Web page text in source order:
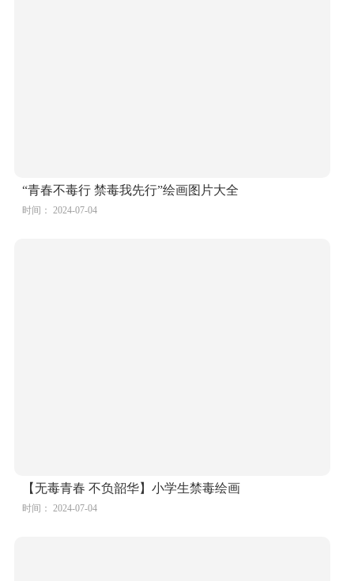
“青春不毒行 禁毒我先行”绘画图片大全
时间： 2024-07-04
【无毒青春 不负韶华】小学生禁毒绘画
时间： 2024-07-04